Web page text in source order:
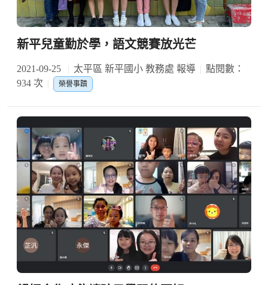
新平兒童勤於學，語文競賽放光芒
2021-09-25 太平區 新平國小 教務處 報導
點閱數：
934 次
榮譽事蹟